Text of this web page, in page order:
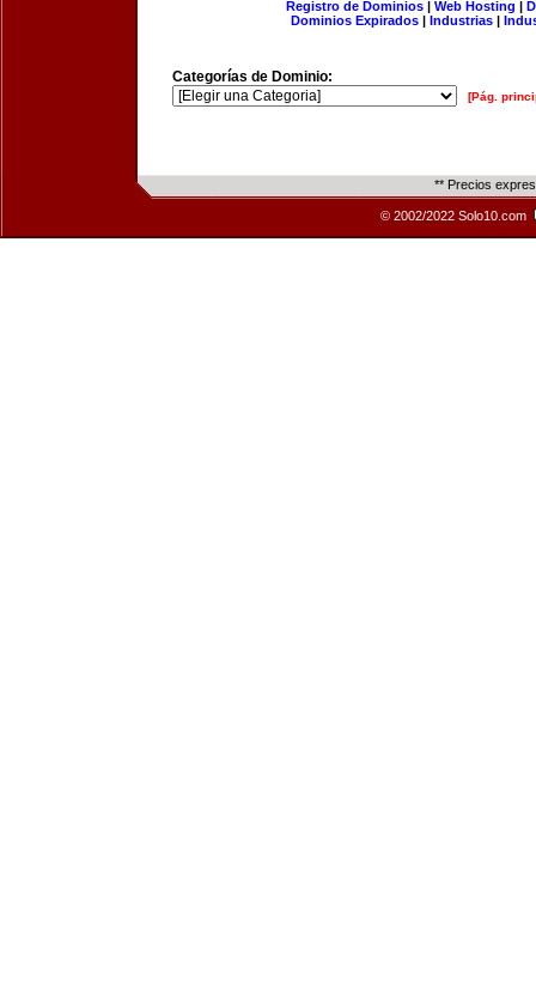
Registro de Dominios| Web Hosting |
Dominios Expirados | Industrias |
Categorías de Dominio:
[Pág.
** Precios
© 2002/2022 Solo10.com